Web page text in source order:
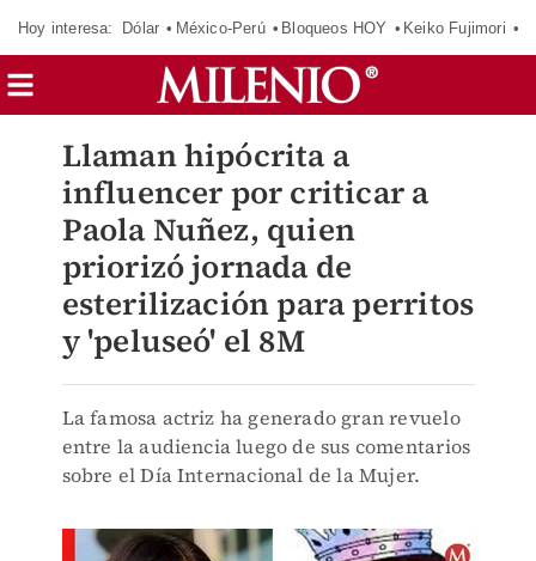
Hoy interesa: Dólar México-Perú Bloqueos HOY Keiko Fujimori
Llaman hipócrita a
influencer por criticar a
Paola Nuñez, quien
priorizó jornada de
esterilización para perritos
y 'peluseó' el 8M
La famosa actriz ha generado gran revuelo
entre la audiencia luego de sus comentarios
sobre el Día Internacional de la Mujer.